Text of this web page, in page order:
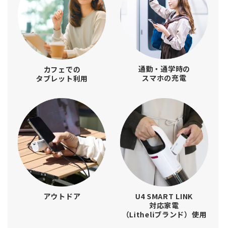
カフェでの
タブレット利用
通勤・通学時の
スマホの充電
アウトドア
U4 SMART LINK
対応家電
（Litheliブランド）使用